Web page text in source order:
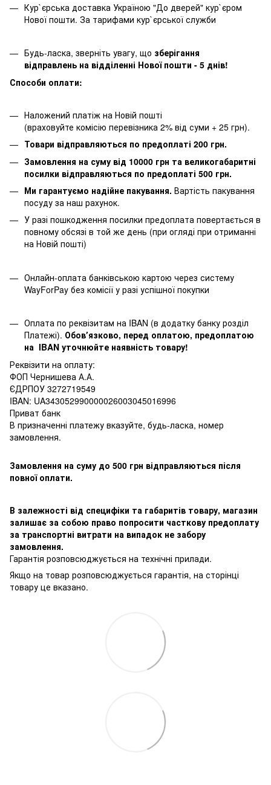
Кур`єрська доставка Україною "До дверей" кур`єром
Нової пошти. За тарифами кур`єрської служби
Будь-ласка, зверніть увагу, що зберігання
відправлень на відділенні Нової пошти - 5 днів!
Способи оплати:
Наложений платіж на Новій пошті
(враховуйте комісію перевізника 2% від суми + 25 грн).
Товари відправляються по предоплаті 200 грн.
Замовлення на суму від 10000 грн та великогабаритні
посилки відправляються по предоплаті 500 грн.
Ми гарантуємо надійне пакування. Вартість пакування
посуду за наш рахунок.
У разі пошкодження посилки предоплата повертається в
повному обсязі в той же день (при огляді при отриманні
на Новій пошті)
Онлайн-оплата банківською картою через систему
WayForPay без комісії у разі успішної покупки
Оплата по реквізитам на IBAN (в додатку банку розділ
Платежі). Обовʼязково, перед оплатою, предоплатою
на IBAN уточнюйте наявність товару!
Реквізити на оплату:
ФОП Чернишева А.А.
ЄДРПОУ 3272719549
IBAN: UA343052990000026003045016996
Приват банк
В призначенні платежу вказуйте, будь-ласка, номер
замовлення.
Замовлення на суму до 500 грн відправляються після
повної оплати.
В залежності від специфіки та габаритів товару, магазин
залишає за собою право попросити часткову предоплату
за транспортні витрати на випадок не забору
замовлення.
Гарантія розповсюджується на технічні прилади.
Якщо на товар розповсюджується гарантія, на сторінці
товару це вказано.